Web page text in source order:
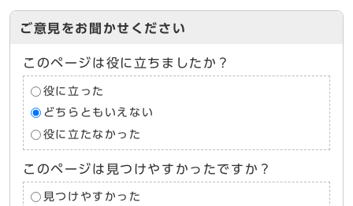
ご意見をお聞かせください
このページは役に立ちましたか？
役に立った
どちらともいえない
役に立たなかった
このページは見つけやすかったですか？
見つけやすかった